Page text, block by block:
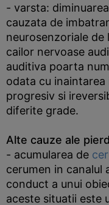
- varsta:
cauzata de
neurosenzoriale de
cailor nervoase
auditiva poarta
odata cu
progresiv si
diferite grade.
Alte cauze ale
- acumularea de
cerumen in canalul
conduct a unui
aceste situatii este